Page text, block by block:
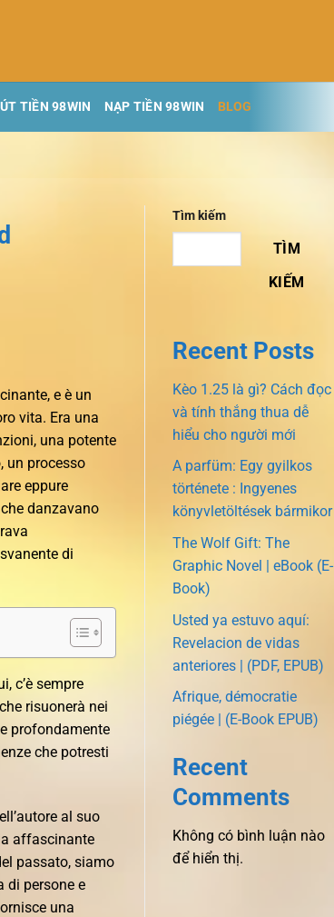
TIỀN 98WIN NẠP TIỀN 98WIN BLOG
e è un
vita. Era una
una potente
un processo
eppure
danzavano
di
c’è sempre
risuonerà nei
profondamente
che potresti
al suo
affascinante
passato, siamo
di persone e
una
Tìm kiếm
TÌM
KIẾM
Recent Posts
Kèo 1.25 là gì? Cách đọc
và tính thắng thua dễ
hiểu cho người mới
A parfüm: Egy gyilkos
története : Ingyenes
könyvletöltések bármikor
The Wolf Gift: The
Graphic Novel | eBook (E-
Book)
Usted ya estuvo aquí:
Revelacion de vidas
anteriores | (PDF, EPUB)
Afrique, démocratie
piégée | (E-Book EPUB)
Recent
Comments
Không có bình luận nào
để hiển thị.